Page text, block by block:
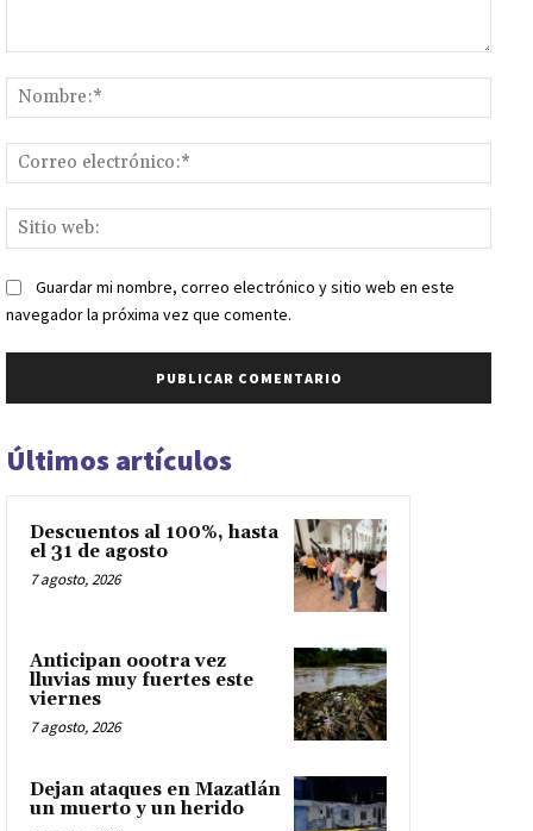
web:
Guardar mi nombre, correo electrónico y sitio web en este
navegador la próxima vez que comente.
Últimos artículos
Descuentos al 100%, hasta
el 31 de agosto
7 agosto, 2026
Anticipan oootra vez
lluvias muy fuertes este
viernes
7 agosto, 2026
Dejan ataques en Mazatlán
un muerto y un herido